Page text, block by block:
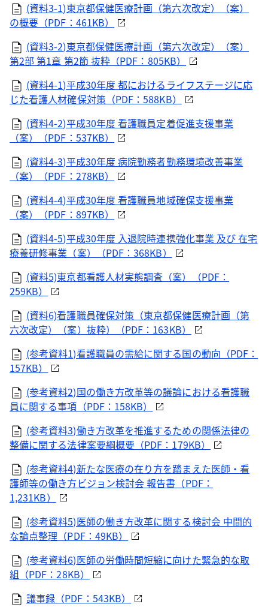
(資料3-1)東京都保健医療計画（第六次改定）（案）
の概要（PDF：461KB）
(資料3-2)東京都保健医療計画（第六次改定）（案）
第2部 第1章 第2節 抜粋（PDF：805KB）
(資料4-1)平成30年度 都におけるライフステージに応
じた看護人材確保対策（PDF：588KB）
(資料4-2)平成30年度 看護職員定着促進支援事業
（案）（PDF：537KB）
(資料4-3)平成30年度 病院勤務者勤務環境改善事業
（案）（PDF：278KB）
(資料4-4)平成30年度 看護職員地域確保支援事業
（案）（PDF：897KB）
(資料4-5)平成30年度 入退院時連携強化事業 及び 在宅
療養研修事業（案）（PDF：368KB）
(資料5)東京都看護人材実態調査（案）（PDF：
259KB）
(資料6)看護職員確保対策（東京都保健医療計画（第
六次改定）（案）抜粋）（PDF：163KB）
(参考資料1)看護職員の需給に関する国の動向（PDF：
157KB）
(参考資料2)国の働き方改革等の議論における看護職
員に関する事項（PDF：158KB）
(参考資料3)働き方改革を推進するための関係法律の
整備に関する法律案要綱概要（PDF：179KB）
(参考資料4)新たな医療の在り方を踏まえた医師・看
護師等の働き方ビジョン検討会 報告書（PDF：
1,231KB）
(参考資料5)医師の働き方改革に関する検討会 中間的
な論点整理（PDF：49KB）
(参考資料6)医師の労働時間短縮に向けた緊急的な取
組（PDF：28KB）
議事録（PDF：543KB）